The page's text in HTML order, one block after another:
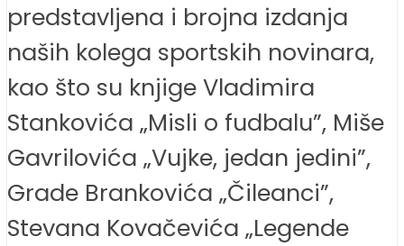
predstavljena i brojna izdanja
naših kolega sportskih novinara,
kao što su knjige Vladimira
Stankovića „Misli o fudbalu”, Miše
Gavrilovića „Vujke, jedan jedini”,
Grade Brankovića „Čileanci”,
Stevana Kovačevića „Legende